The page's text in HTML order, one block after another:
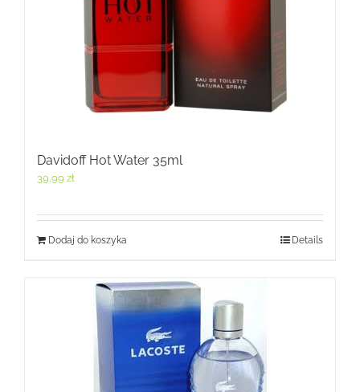
Davidoff Hot Water 35ml
39,99 zł
Dodaj do koszyka Details